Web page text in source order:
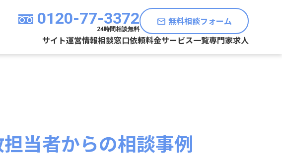
0120-77-3372
24時間相談無料
mail 無料相談フォーム
サイト運営情報相談窓口依頼料金サービス一覧専門家求人
当者からの相談事例